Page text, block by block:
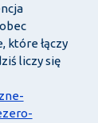
które łączy
liczy się